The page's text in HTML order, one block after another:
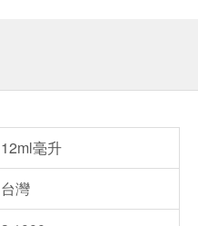
12ml毫升
台灣